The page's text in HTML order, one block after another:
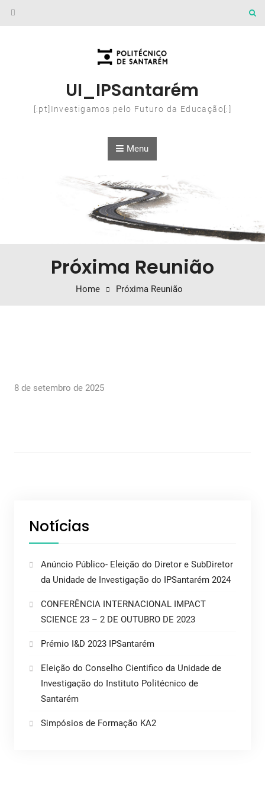
Skip to content
UI_IPSantarém
[:pt]Investigamos pelo Futuro da Educação[:]
Menu
Próxima Reunião
Home Próxima Reunião
8 de setembro de 2025
Notícias
Anúncio Público- Eleição do Diretor e SubDiretor
da Unidade de Investigação do IPSantarém 2024
CONFERÊNCIA INTERNACIONAL IMPACT
SCIENCE 23 – 2 DE OUTUBRO DE 2023
Prémio I&D 2023 IPSantarém
Eleição do Conselho Cientifico da Unidade de
Investigação do Instituto Politécnico de
Santarém
Simpósios de Formação KA2